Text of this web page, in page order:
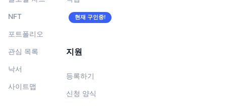
NFT
포트폴리오
관심 목록
낙서
사이트맵
현재 구인중!
지원
등록하기
신청 양식